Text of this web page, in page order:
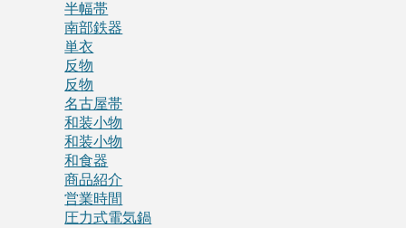
半幅帯
南部鉄器
単衣
反物
反物
名古屋帯
和装小物
和装小物
和食器
商品紹介
営業時間
圧力式電気鍋